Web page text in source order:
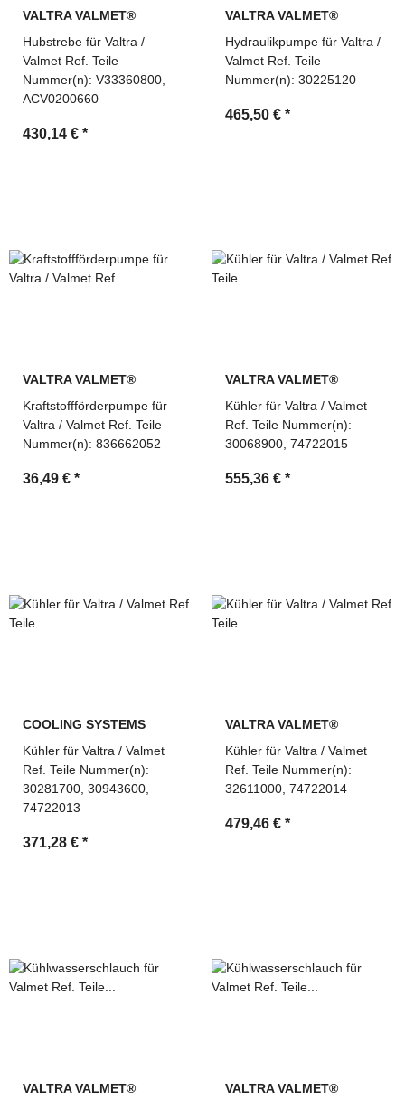
VALTRA VALMET®
Hubstrebe für Valtra /
Valmet Ref. Teile
Nummer(n): V33360800,
ACV0200660
430,14 € *
VALTRA VALMET®
Hydraulikpumpe für Valtra /
Valmet Ref. Teile
Nummer(n): 30225120
465,50 € *
VALTRA VALMET®
Kraftstoffförderpumpe für
Valtra / Valmet Ref. Teile
Nummer(n): 836662052
36,49 € *
VALTRA VALMET®
Kühler für Valtra / Valmet
Ref. Teile Nummer(n):
30068900, 74722015
555,36 € *
COOLING SYSTEMS
Kühler für Valtra / Valmet
Ref. Teile Nummer(n):
30281700, 30943600,
74722013
371,28 € *
VALTRA VALMET®
Kühler für Valtra / Valmet
Ref. Teile Nummer(n):
32611000, 74722014
479,46 € *
VALTRA VALMET®
VALTRA VALMET®